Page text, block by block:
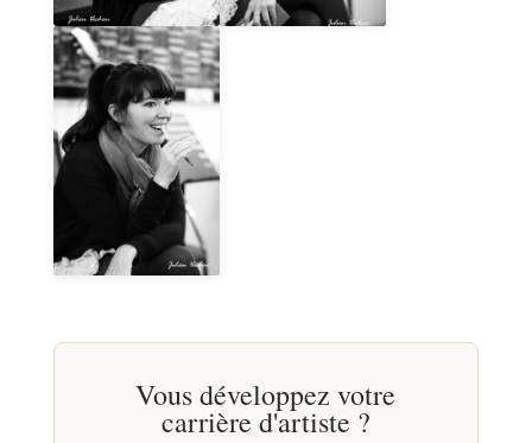
Vous développez votre
carrière d'artiste ?